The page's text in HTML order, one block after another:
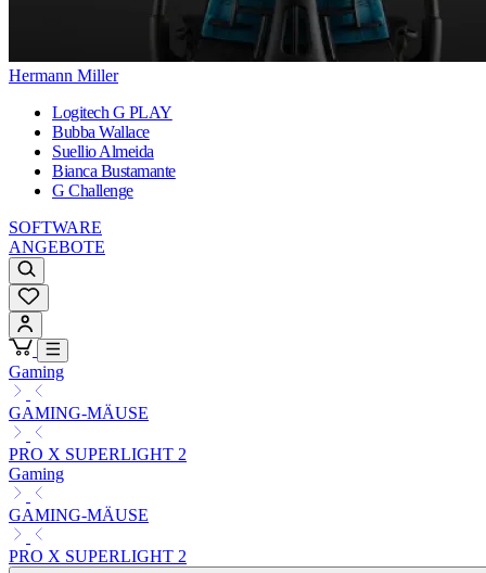
Hermann Miller
Logitech G PLAY
Bubba Wallace
Suellio Almeida
Bianca Bustamante
G Challenge
SOFTWARE
ANGEBOTE
Gaming
GAMING-MÄUSE
PRO X SUPERLIGHT 2
Gaming
GAMING-MÄUSE
PRO X SUPERLIGHT 2